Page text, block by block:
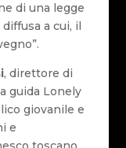
di una legge
a cui, il
, direttore di
guida Lonely
giovanile e
e